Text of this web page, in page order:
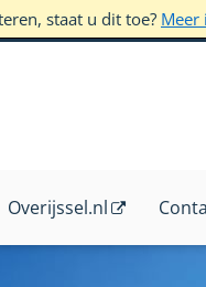
staat u dit toe? Meer
Overijssel.nl